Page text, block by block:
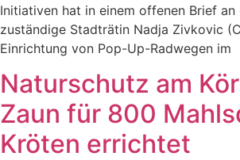
Initiativen hat in einem offenen Brief
zuständige Stadträtin Nadja Zivkovic
Einrichtung von Pop-Up-Radwegen im
Naturschutz am
Zaun für 800
Kröten errichtet